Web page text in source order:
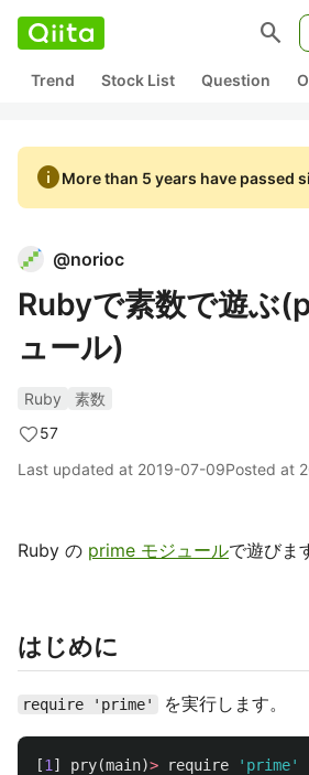
search
Trend Stock List Question
infoMore than 5 years have passed
@norioc
Rubyで素数で遊ぶ
ュール)
Ruby
素数
57
Last updated at 2019-07-09Posted at
Ruby の prime モジュールで遊びま
はじめに
require 'prime' を実行します。
[1 ] pry(main)> require
'prime'